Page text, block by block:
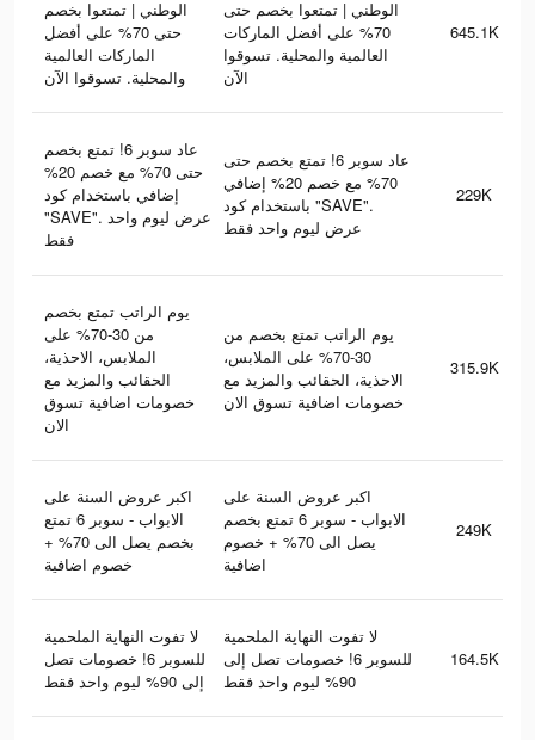
الوطني | تمتعوا بخصم
حتى 70% على أفضل
الماركات العالمية
والمحلية. تسوقوا الآن
الوطني | تمتعوا بخصم حتى
70% على أفضل الماركات
العالمية والمحلية. تسوقوا
الآن
645.1K
عاد سوبر 6! تمتع بخصم
حتى 70% مع خصم 20%
إضافي باستخدام كود
"SAVE". عرض ليوم واحد
فقط
عاد سوبر 6! تمتع بخصم حتى
70% مع خصم 20% إضافي
باستخدام كود "SAVE".
عرض ليوم واحد فقط
229K
يوم الراتب تمتع بخصم
من 30-70% على
الملابس، الاحذية،
الحقائب والمزيد مع
خصومات اضافية تسوق
الان
يوم الراتب تمتع بخصم من
30-70% على الملابس،
الاحذية، الحقائب والمزيد مع
خصومات اضافية تسوق الان
315.9K
اكبر عروض السنة على
الابواب - سوبر 6 تمتع
بخصم يصل الى 70% +
خصوم اضافية
اكبر عروض السنة على
الابواب - سوبر 6 تمتع بخصم
يصل الى 70% + خصوم
اضافية
249K
لا تفوت النهاية الملحمية
للسوبر 6! خصومات تصل
إلى 90% ليوم واحد فقط
لا تفوت النهاية الملحمية
للسوبر 6! خصومات تصل إلى
90% ليوم واحد فقط
164.5K